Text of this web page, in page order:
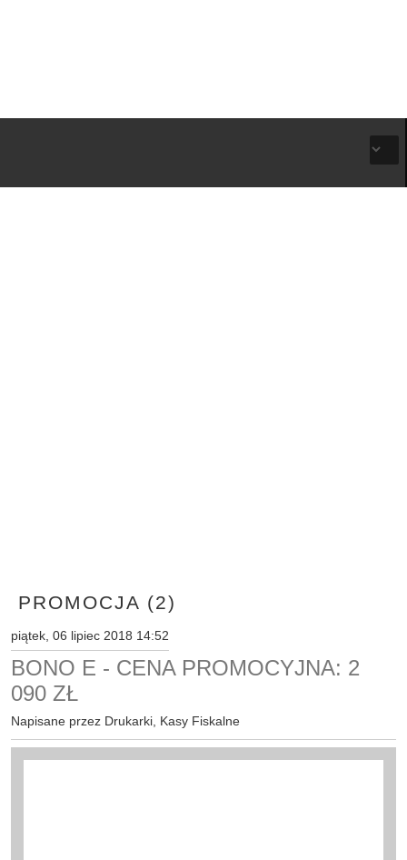
PROMOCJA (2)
piątek, 06 lipiec 2018 14:52
BONO E - CENA PROMOCYJNA: 2
090 ZŁ
Napisane przez Drukarki, Kasy Fiskalne